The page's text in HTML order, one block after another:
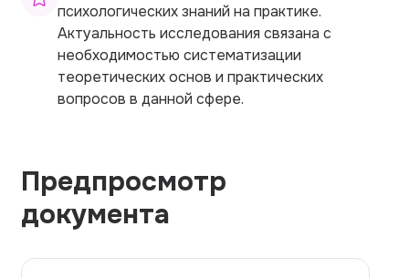
психологических знаний на практике.
Актуальность исследования связана с
необходимостью систематизации
теоретических основ и практических
вопросов в данной сфере.
Предпросмотр
документа